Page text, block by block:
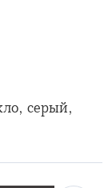
серый,